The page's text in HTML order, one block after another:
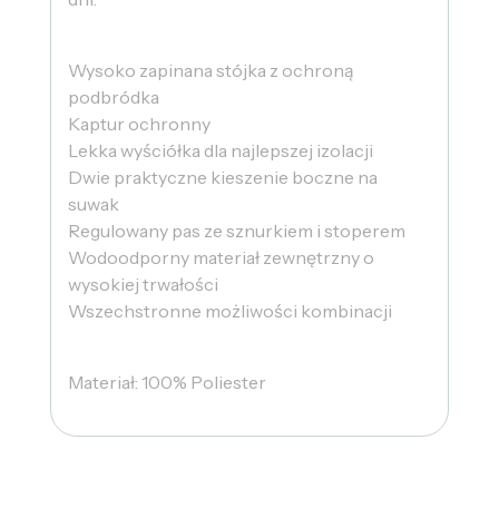
Wysoko zapinana stójka z ochroną
podbródka
Kaptur ochronny
Lekka wyściółka dla najlepszej izolacji
Dwie praktyczne kieszenie boczne na
suwak
Regulowany pas ze sznurkiem i stoperem
Wodoodporny materiał zewnętrzny o
wysokiej trwałości
Wszechstronne możliwości kombinacji
Materiał: 100% Poliester